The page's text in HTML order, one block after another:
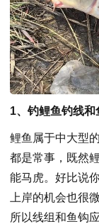
1、钓鲤鱼钓线和
鲤鱼属于中大型
都是常事，既然
能马虎。好比说
上岸的机会也很
所以线组和鱼钩